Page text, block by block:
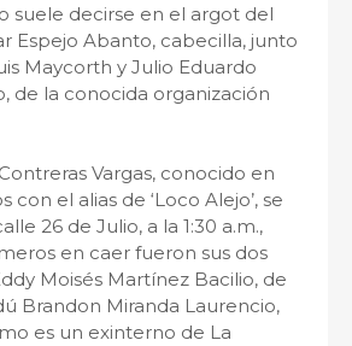
suele decirse en el argot del
Espejo Abanto, cabecilla, junto
Maycorth y Julio Eduardo
de la conocida organización
Vargas, conocido en
con el alias de ‘Loco Alejo’, se
26 de Julio, a la 1:30 a.m.,
en caer fueron sus dos
Moisés Martínez Bacilio, de
Brandon Miranda Laurencio,
es un exinterno de La